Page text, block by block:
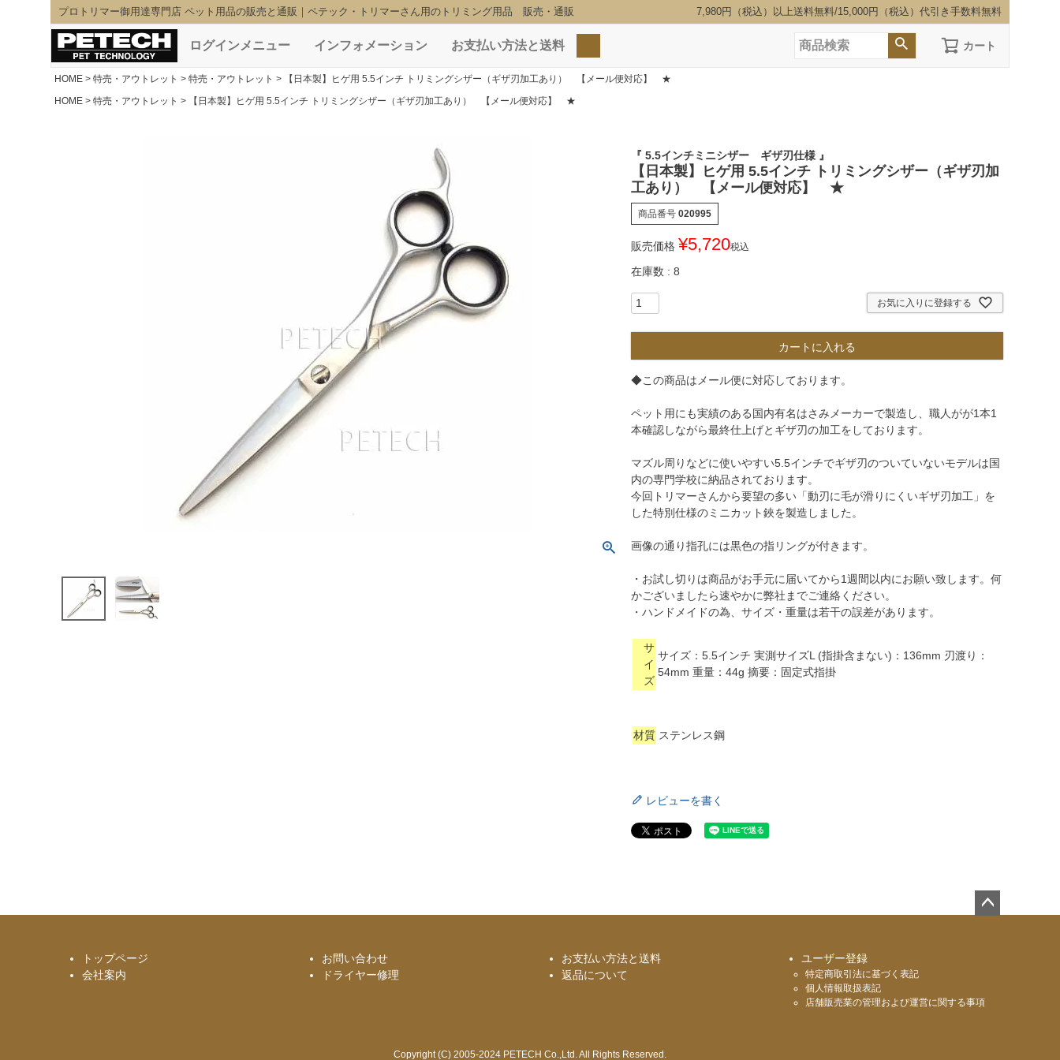
プロトリマー御用達専門店 ペット用品の販売と通販｜ペテック・トリマーさん用のトリミング用品 販売・通販 7,980円（税込）以上送料無料/15,000円（税込）代引き手数料無料
ログインメニュー インフォメーション お支払い方法と送料
検索 カート
HOME 特売・アウトレット 特売・アウトレット
【日本製】ヒゲ用 5.5インチ トリミングシザー（ギザ刃加工あり） 【メール便対応】 ★
HOME
特売・アウトレット 【日本製】ヒゲ用 5.5インチ トリミングシザー（ギザ刃加工あり） 【メール便対応】 ★
『 5.5インチミニシザー ギザ刃仕様 』
【日本製】ヒゲ用 5.5インチ トリミングシザー（ギザ刃加
工あり） 【メール便対応】 ★
商品番号 020995
販売価格 ¥5,720税込
在庫数 8
お気に入りに登録する
カートに入れる
◆この商品はメール便に対応しております。
ペット用にも実績のある国内有名はさみメーカーで製造し、職人がが1本1
本確認しながら最終仕上げとギザ刃の加工をしております。
マズル周りなどに使いやすい5.5インチでギザ刃のついていないモデルは国
内の専門学校に納品されております。
今回トリマーさんから要望の多い「動刃に毛が滑りにくいギザ刃加工」を
した特別仕様のミニカット鋏を製造しました。
画像の通り指孔には黒色の指リングが付きます。
・お試し切りは商品がお手元に届いてから1週間以内にお願い致します。何
かございましたら速やかに弊社までご連絡ください。
・ハンドメイドの為、サイズ・重量は若干の誤差があります。
サ
イ
ズ
サイズ：5.5インチ 実測サイズL (指掛含まない)：136mm 刃渡り：
54mm 重量：44g 摘要：固定式指掛
材質 ステンレス鋼
レビューを書く
トップページ
会社案内
お問い合わせ
ドライヤー修理
お支払い方法と送料
返品について
ユーザー登録
特定商取引法に基づく表記
個人情報取扱表記
店舗販売業の管理および運営に関する事項
Copyright (C) 2005-2024 PETECH Co.,Ltd. All Rights Reserved.